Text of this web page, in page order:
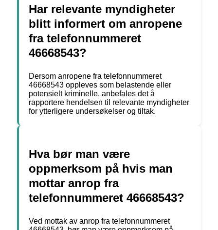
Har relevante myndigheter
blitt informert om anropene
fra telefonnummeret
46668543?
Dersom anropene fra telefonnummeret
46668543 oppleves som belastende eller
potensielt kriminelle, anbefales det å
rapportere hendelsen til relevante myndigheter
for ytterligere undersøkelser og tiltak.
Hva bør man være
oppmerksom på hvis man
mottar anrop fra
telefonnummeret 46668543?
Ved mottak av anrop fra telefonnummeret